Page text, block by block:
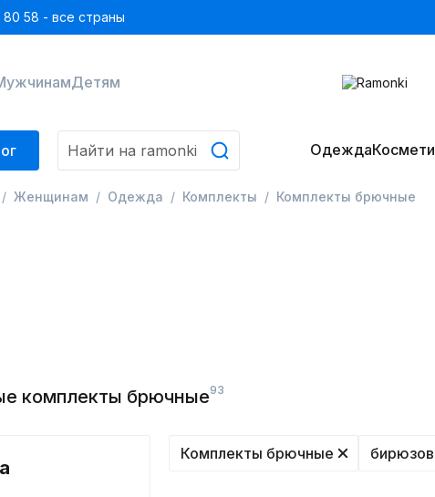
58 - все страны
Детям
Одежда
Женщинам Одежда Комплекты Комплекты брючные
комплекты брючные93
Комплекты брючные